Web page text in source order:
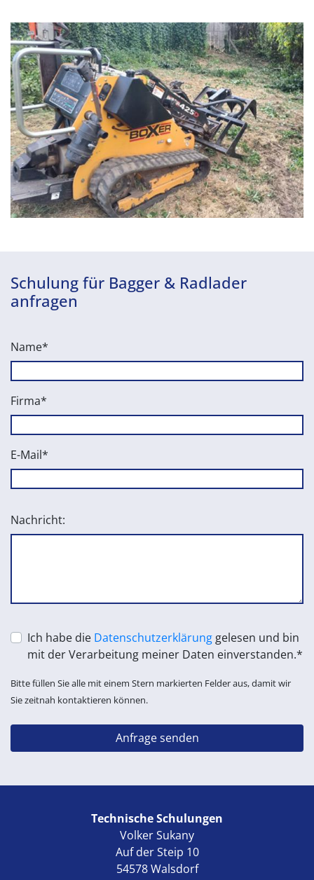
Schulung für Bagger & Radlader
anfragen
Name*
Firma*
E-Mail*
Nachricht:
Ich habe die Datenschutzerklärung gelesen und bin
mit der Verarbeitung meiner Daten einverstanden.*
Bitte füllen Sie alle mit einem Stern markierten Felder aus, damit wir
Sie zeitnah kontaktieren können.
Technische Schulungen
Volker Sukany
Auf der Steip 10
54578 Walsdorf